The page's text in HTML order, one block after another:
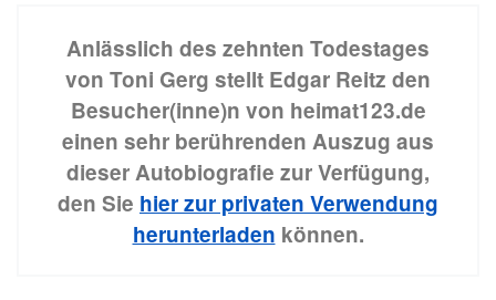
Anlässlich des zehnten Todestages
von Toni Gerg stellt Edgar Reitz den
Besucher(inne)n von heimat123.de
einen sehr berührenden Auszug aus
dieser Autobiografie zur Verfügung,
den Sie hier zur privaten Verwendung
herunterladen können.